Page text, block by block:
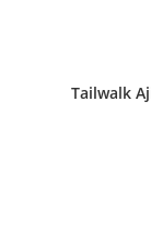
Tailwalk